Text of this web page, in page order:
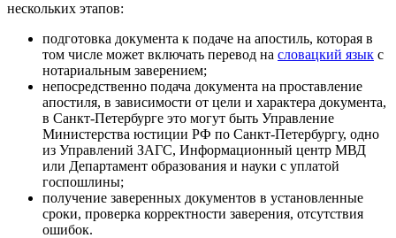
нескольких этапов:
подготовка документа к подаче на апостиль, которая в
том числе может включать перевод на словацкий язык с
нотариальным заверением;
непосредственно подача документа на проставление
апостиля, в зависимости от цели и характера документа,
в Санкт-Петербурге это могут быть Управление
Министерства юстиции РФ по Санкт-Петербургу, одно
из Управлений ЗАГС, Информационный центр МВД
или Департамент образования и науки с уплатой
госпошлины;
получение заверенных документов в установленные
сроки, проверка корректности заверения, отсутствия
ошибок.